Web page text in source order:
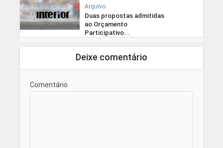
Arquivo
Duas propostas admitidas
ao Orçamento
Participativo...
Deixe comentário
Comentário